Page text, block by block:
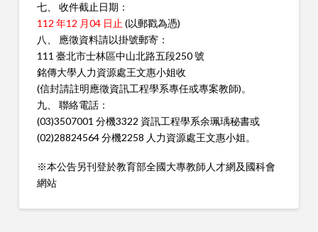
七、 收件截止日期：
112 年12 月04 日止 (以郵戳為憑)
八、 應徵資料請以掛號郵寄：
111 臺北市士林區中山北路五段250 號
銘傳大學人力資源處王文惠小姐收
(信封請註明應徵資訊工程學系專任或專案教師)。
九、 聯絡電話：
(03)3507001 分機3322 資訊工程學系余珮瑀秘書或
(02)28824564 分機2258 人力資源處王文惠小姐。
※本公告另刊登於教育部全國大專教師人才網及國科會
網站